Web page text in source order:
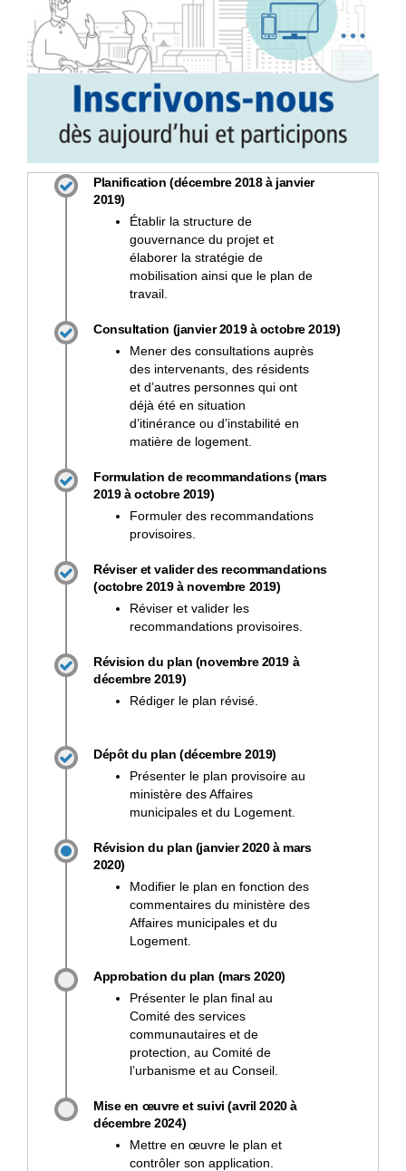
Planification (décembre 2018 à janvier
2019)
Établir la structure de
gouvernance du projet et
élaborer la stratégie de
mobilisation ainsi que le plan de
travail.
Consultation (janvier 2019 à octobre 2019)
Mener des consultations auprès
des intervenants, des résidents
et d’autres personnes qui ont
déjà été en situation
d’itinérance ou d’instabilité en
matière de logement.
Formulation de recommandations (mars
2019 à octobre 2019)
Formuler des recommandations
provisoires.
Réviser et valider des recommandations
(octobre 2019 à novembre 2019)
Réviser et valider les
recommandations provisoires.
Révision du plan (novembre 2019 à
décembre 2019)
Rédiger le plan révisé.
Dépôt du plan (décembre 2019)
Présenter le plan provisoire au
ministère des Affaires
municipales et du Logement.
Révision du plan (janvier 2020 à mars
2020)
Modifier le plan en fonction des
commentaires du ministère des
Affaires municipales et du
Logement.
Approbation du plan (mars 2020)
Présenter le plan final au
Comité des services
communautaires et de
protection, au Comité de
l’urbanisme et au Conseil.
Mise en œuvre et suivi (avril 2020 à
décembre 2024)
Mettre en œuvre le plan et
contrôler son application.